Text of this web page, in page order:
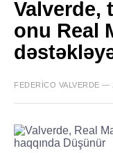
Valverde,
onu Real
FEDERICO VALVERDE —